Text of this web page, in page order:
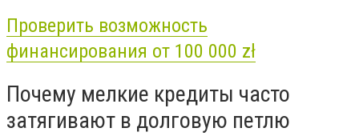
Проверить возможность
финансирования от 100 000 zł
Почему мелкие кредиты часто
затягивают в долговую петлю